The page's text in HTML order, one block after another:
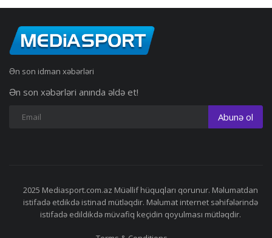
Ən son idman xəbərləri
Ən son xəbərləri anında əldə et!
Abunə ol
2025 Mediasport.com.az Müəllif hüquqları qorunur. Məlumatdan
istifadə etdikdə istinad mütləqdir. Məlumat internet səhifələrində
istifadə edildikdə müvafiq keçidin qoyulması mütləqdir.